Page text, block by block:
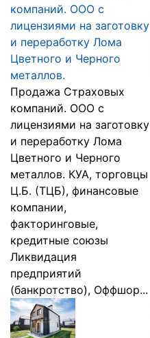
компаний. ООО с
лицензиями на заготовку
и переработку Лома
Цветного и Черного
металлов.
Продажа Страховых
компаний. ООО с
лицензиями на заготовку
и переработку Лома
Цветного и Черного
металлов. КУА, торговцы
Ц.Б. (ТЦБ), финансовые
компании,
факторинговые,
кредитные союзы
Ликвидация
предприятий
(банкротство), Оффшор...